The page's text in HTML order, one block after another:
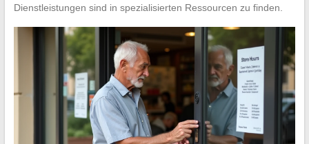
Dienstleistungen sind in spezialisierten Ressourcen zu finden.